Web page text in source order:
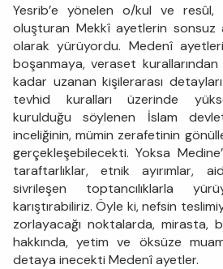
Yesrib’e yönelen o/kul ve resûl,
oluşturan Mekkî ayetlerin sonsuz
olarak yürüyordu. Medenî
boşanmaya, veraset
kadar uzanan kişilerarası
tevhid kuralları üzerinde
kurulduğu söylenen İslam
inceliğinin, mümin zerafetinin
gerçekleşebilecekti. Yoksa
taraftarlıklar, etnik ayırımlar,
sivrileşen toptancılıklarla
karıştırabiliriz. Öyle ki, nefsin
zorlayacağı noktalarda, mirasta,
hakkında, yetim ve öksüze
detaya inecekti Medenî ayetler.